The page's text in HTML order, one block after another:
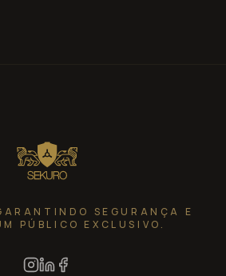
SEGURANÇA E
PÚBLICO EXCLUSIVO.